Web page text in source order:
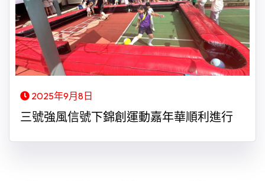
2025年9月8日
三號強風信號下錦創運動嘉年華順利進行